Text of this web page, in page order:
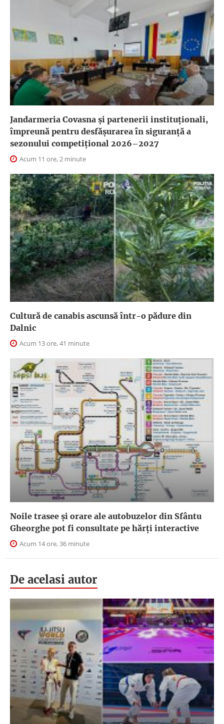
Jandarmeria Covasna și partenerii instituționali,
împreună pentru desfășurarea în siguranță a
sezonului competițional 2026–2027
Acum 11 ore, 2 minute
Cultură de canabis ascunsă într-o pădure din
Dalnic
Acum 13 ore, 41 minute
Noile trasee și orare ale autobuzelor din Sfântu
Gheorghe pot fi consultate pe hărți interactive
Acum 14 ore, 36 minute
De acelasi autor